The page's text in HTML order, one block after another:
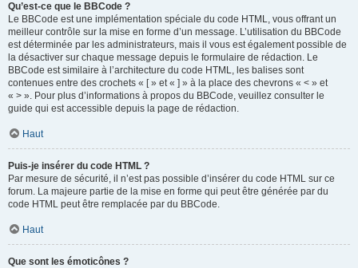
Qu’est-ce que le BBCode ?
Le BBCode est une implémentation spéciale du code HTML, vous offrant un
meilleur contrôle sur la mise en forme d’un message. L’utilisation du BBCode
est déterminée par les administrateurs, mais il vous est également possible de
la désactiver sur chaque message depuis le formulaire de rédaction. Le
BBCode est similaire à l’architecture du code HTML, les balises sont
contenues entre des crochets « [ » et « ] » à la place des chevrons « < » et
« > ». Pour plus d’informations à propos du BBCode, veuillez consulter le
guide qui est accessible depuis la page de rédaction.
Haut
Puis-je insérer du code HTML ?
Par mesure de sécurité, il n’est pas possible d’insérer du code HTML sur ce
forum. La majeure partie de la mise en forme qui peut être générée par du
code HTML peut être remplacée par du BBCode.
Haut
Que sont les émoticônes ?